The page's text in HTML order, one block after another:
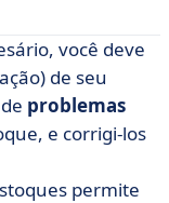
de
serem
você deve
de seu
problemas
e corrigi-los
permite